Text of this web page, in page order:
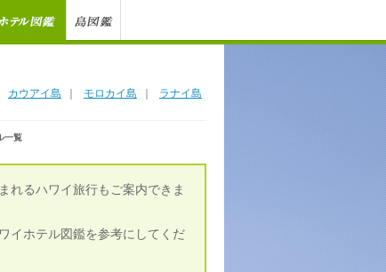
カウアイ島 モロカイ島 ラナイ島
一覧
れるハワイ旅行もご案内できま
イホテル図鑑を参考にしてくだ